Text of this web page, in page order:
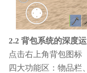
2.2 背包系统的深度运
点击右上角背包图标
四大功能区：物品栏